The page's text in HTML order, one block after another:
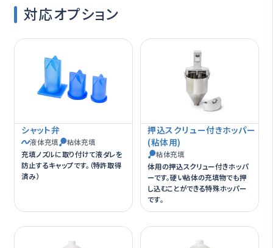
対応オプション
シャット弁
液体充填
粘体充填
充填ノズルに取り付けて液ダレを
防止するキャップです。（特許取得
済み）
押込スクリュー付きホッパー
(粘体用)
粘体充填
体用の押込スクリュー付きホッパ
ーです。硬い粘体の充填物でも押
し込むことができる特殊ホッパー
です。